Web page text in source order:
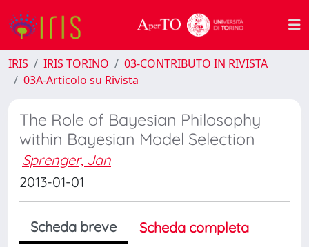
IRIS IRIS TORINO
03-CONTRIBUTO IN RIVISTA
03A-Articolo su Rivista
The Role of Bayesian Philosophy
within Bayesian Model Selection
Sprenger, Jan
2013-01-01
Scheda breve
Scheda completa